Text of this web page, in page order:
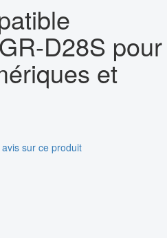
D28S pour
et
sur ce produit